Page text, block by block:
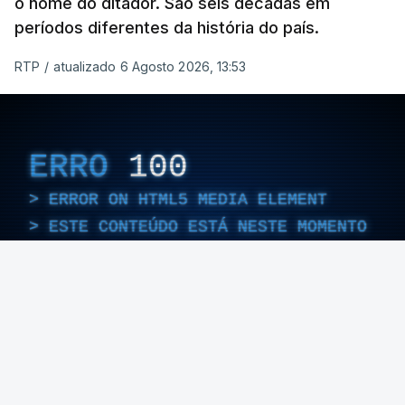
períodos diferentes da história do país.
RTP / atualizado 6 Agosto 2026, 13:53
ERRO 100
ERROR ON HTML5 MEDIA ELEMENT
ESTE CONTEÚDO ESTÁ NESTE MOMENTO